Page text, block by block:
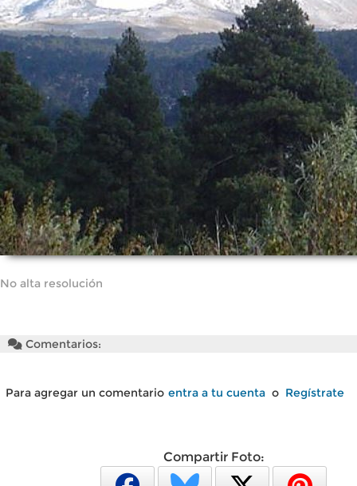
No alta resolución
Comentarios:
Para agregar un comentario entra a tu cuenta o Regístrate
Compartir Foto: